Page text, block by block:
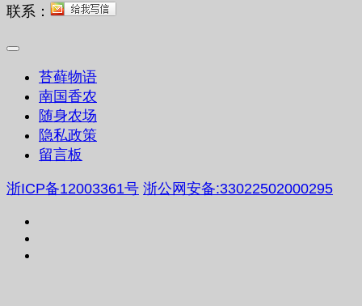
联系：
苔藓物语
南国香农
随身农场
隐私政策
留言板
浙ICP备12003361号 浙公网安备:33022502000295